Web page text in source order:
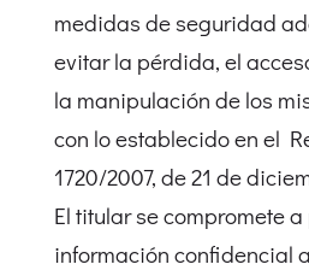
medidas de seguridad
evitar la pérdida, el
la manipulación de los
con lo establecido en el
1720/2007, de 21 de
El titular se compromete
información confidencial